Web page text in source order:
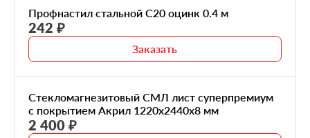
Профнастил стальной С20 оцинк 0.4 м
242 ₽
Заказать
Стекломагнезитовый СМЛ лист суперпремиум
с покрытием Акрил 1220x2440x8 мм
2 400 ₽